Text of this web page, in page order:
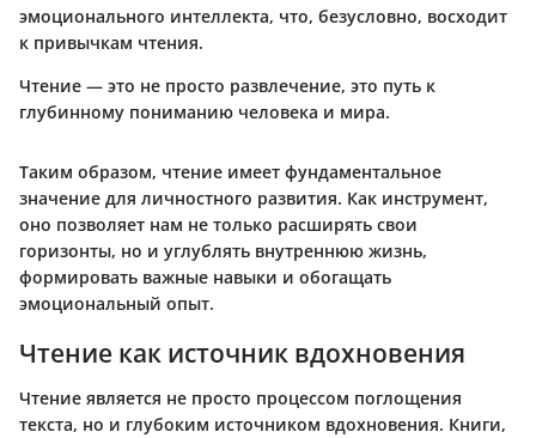
эмоционального интеллекта, что, безусловно, восходит
к привычкам чтения.
Чтение — это не просто развлечение, это путь к
глубинному пониманию человека и мира.
Таким образом, чтение имеет фундаментальное
значение для личностного развития. Как инструмент,
оно позволяет нам не только расширять свои
горизонты, но и углублять внутреннюю жизнь,
формировать важные навыки и обогащать
эмоциональный опыт.
Чтение как источник вдохновения
Чтение является не просто процессом поглощения
текста, но и глубоким источником вдохновения. Книги,